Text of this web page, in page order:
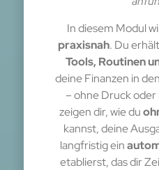
In diesem Modul
praxisnah. Du
Tools, Routinen
deine Finanzen in
– ohne Druck
zeigen dir, wie du
kannst, deine
langfristig ein
etablierst, das dir